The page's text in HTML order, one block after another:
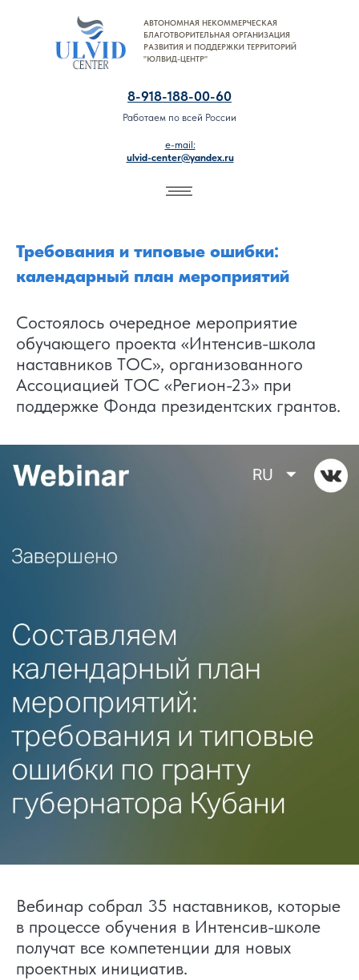
АВТОНОМНАЯ НЕКОММЕРЧЕСКАЯ
БЛАГОТВОРИТЕЛЬНАЯ ОРГАНИЗАЦИЯ
РАЗВИТИЯ И ПОДДЕРЖКИ ТЕРРИТОРИЙ
"ЮЛВИД-ЦЕНТР"
8-918-188-00-60
Работаем по всей России
e-mail:
ulvid-center@yandex.ru
8-918-188-00-60
Требования и типовые ошибки:
календарный план мероприятий
Состоялось очередное мероприятие
обучающего проекта «Интенсив-школа
наставников ТОС», организованного
Ассоциацией ТОС «Регион-23» при
поддержке Фонда президентских грантов.
Вебинар собрал 35 наставников, которые
в процессе обучения в Интенсив-школе
получат все компетенции для новых
проектных инициатив.